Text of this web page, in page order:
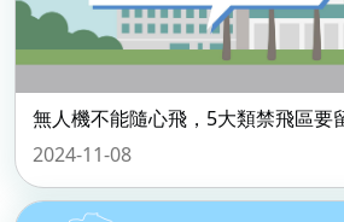
無人機不能隨心飛，5大類禁飛區要
2024-11-08